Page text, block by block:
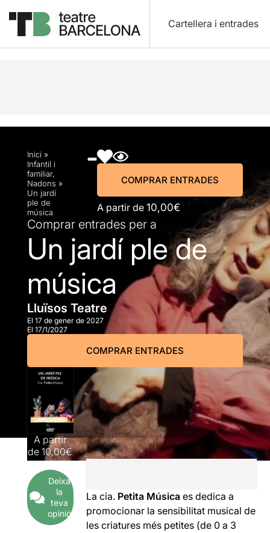
Cartellera i entrades
Descripció Horaris Fitxa artística Fotos i
Inici »
Infantil i
familiar,
Nadons »
Un jardí
ple de
música
A partir de 10,00€
COMPRAR ENTRADES
Comprar entrades per a
Un jardí ple de
música
Lluïsos Teatre
El 17 de gener de 2027
El 17/1/2027
COMPRAR ENTRADES
A partir
de10,00€
Deixa
la
teva
opinió
La cia. Petita Música es dedica a
promocionar la sensibilitat musical de
les criatures més petites (de 0 a 3